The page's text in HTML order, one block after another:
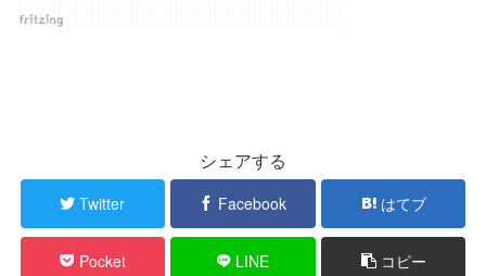
シェアする
Twitter Facebook はてブ
Pocket LINE コピー